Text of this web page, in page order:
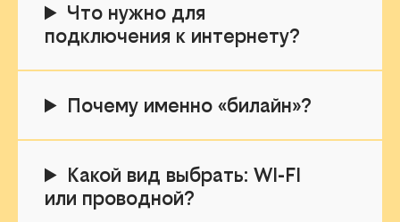
Что нужно для
подключения к интернету?
Почему именно «билайн»?
Какой вид выбрать: WI-FI
или проводной?